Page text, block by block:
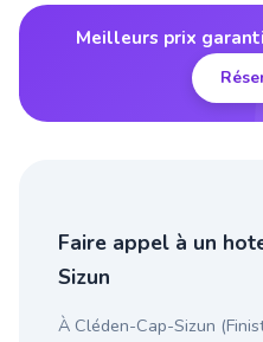
Meilleurs prix
Faire appel à un
Sizun
À Cléden-Cap-Sizun